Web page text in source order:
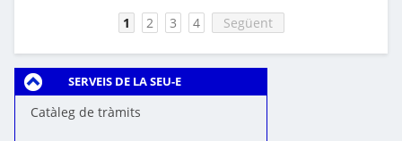
SERVEIS DE LA SEU-E
Catàleg de tràmits
1 2 3 4 Següent